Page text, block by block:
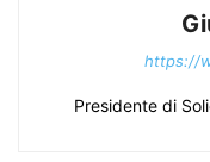
https://
Presidente di